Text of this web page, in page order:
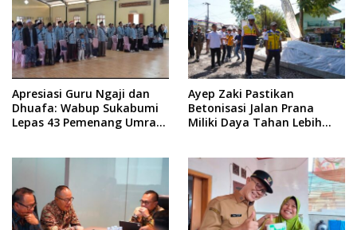
Apresiasi Guru Ngaji dan
Dhuafa: Wabup Sukabumi
Lepas 43 Pemenang Umrah
Ayep Zaki Pastikan
Betonisasi Jalan Prana
Miliki Daya Tahan Lebih